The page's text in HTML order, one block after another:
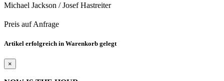
Michael Jackson / Josef Hastreiter
Preis auf Anfrage
Artikel erfolgreich in Warenkorb gelegt
×